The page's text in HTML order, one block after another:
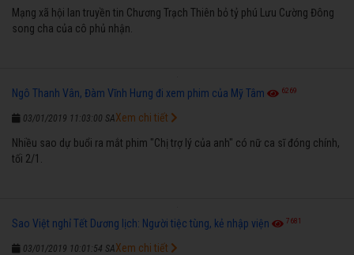
Mạng xã hội lan truyền tin Chương Trạch Thiên bỏ tỷ phú Lưu Cường Đông
song cha của cô phủ nhận.
Ngô Thanh Vân, Đàm Vĩnh Hưng đi xem phim của Mỹ Tâm 6269
03/01/2019 11:03:00 SA
Nhiều sao dự buổi ra mắt phim "Chị trợ lý của anh" có nữ ca sĩ đóng chính,
tối 2/1.
Xem chi tiết
Sao Việt nghỉ Tết Dương lịch: Người tiệc tùng, kẻ nhập viện 7681
03/01/2019 10:01:54 SAXem chi tiết